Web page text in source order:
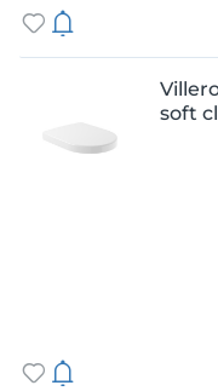
soft